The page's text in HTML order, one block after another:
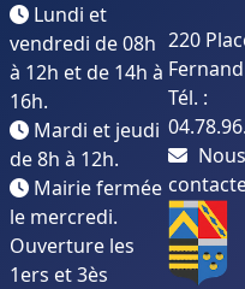
Lundi et
vendredi de 08h
à 12h et de 14h à
16h.
Mardi et jeudi
de 8h à 12h.
Mairie fermée
le mercredi.
Ouverture les
1ers et 3ès
220
Tél. :
Nous